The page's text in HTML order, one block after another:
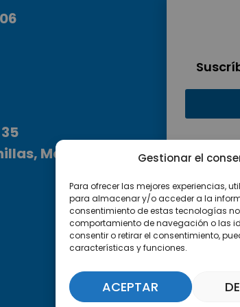
Gestionar el
Para ofrecer las mejores experiencias,
para almacenar y/o acceder a la
consentimiento de estas tecnologías
comportamiento de navegación o las
consentir o retirar el consentimiento,
características y funciones.
ACEPTAR
Málaga